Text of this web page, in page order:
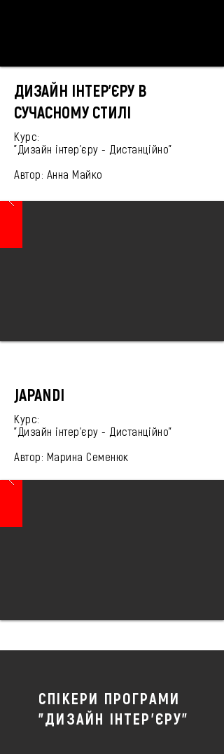
ДИЗАЙН ІНТЕР’ЄРУ В
СУЧАСНОМУ СТИЛІ
Курс:
"Дизайн інтер'єру - Дистанційно"
Автор: Анна Майко
JAPANDI
Курс:
"Дизайн інтер'єру - Дистанційно"
Автор: Марина Семенюк
СПІКЕРИ ПРОГРАМИ
"ДИЗАЙН ІНТЕР'ЄРУ"